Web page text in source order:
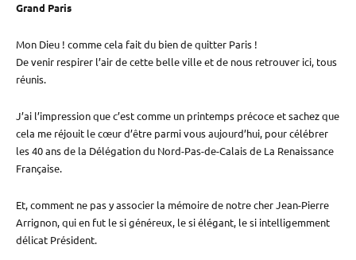
Grand Paris
Mon Dieu ! comme cela fait du bien de quitter Paris !
De venir respirer l’air de cette belle ville et de nous retrouver ici, tous
réunis.
J’ai l’impression que c’est comme un printemps précoce et sachez que
cela me réjouit le cœur d’être parmi vous aujourd’hui, pour célébrer
les 40 ans de la Délégation du Nord-Pas-de-Calais de La Renaissance
Française.
Et, comment ne pas y associer la mémoire de notre cher Jean-Pierre
Arrignon, qui en fut le si généreux, le si élégant, le si intelligemment
délicat Président.